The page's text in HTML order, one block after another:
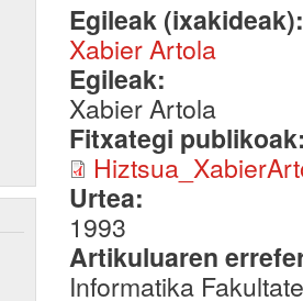
Egileak
Xabier Artola
Egileak:
Xabier Artola
Fitxategi
Urtea:
1993
Artikuluaren
Informatika